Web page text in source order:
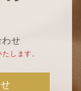
せ
します。